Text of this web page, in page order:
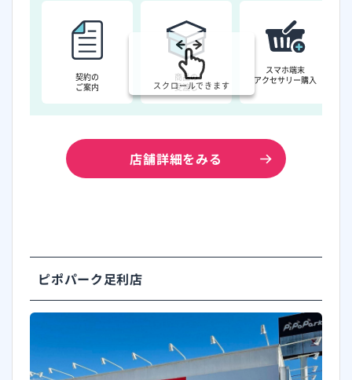
契約の
ご案内
商品の
受渡し
スマホ端末
アクセサリー購入
スクロールできます
店舗詳細をみる
ピポパーク足利店